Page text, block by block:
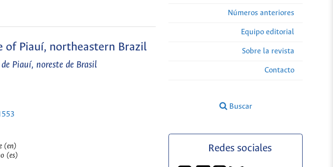
Números anteriores
Equipo editorial
Sobre la revista
Contacto
Buscar
of Piauí, northeastern Brazil
Piauí, noreste de Brasil
(en)
(es)
Redes sociales